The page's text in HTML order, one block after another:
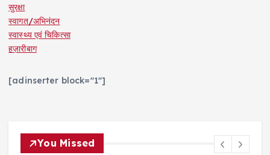
सुरक्षा
स्वागत/अभिनंदन
स्वास्थ्य एवं चिकित्सा
हज़ारीबाग
[adinserter block="1"]
You Missed